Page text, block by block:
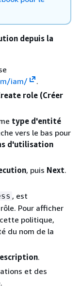
depuis la
iam/
.
role (Créer
type d'entité
vers le bas pour
d'utilisation
, puis Next.
, est
Pour afficher
politique,
du nom de la
.
et des